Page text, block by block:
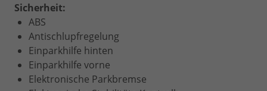
Sicherheit:
ABS
Antischlupfregelung
Einparkhilfe hinten
Einparkhilfe vorne
Elektronische Parkbremse